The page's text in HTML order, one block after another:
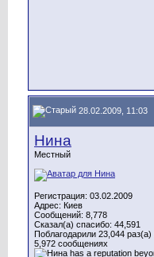
28.02.2009, 11:03
Нина
Местный
Регистрация: 03.02.2009
Адрес: Киев
Сообщений: 8,778
Сказал(а) спасибо: 44,591
Поблагодарили 23,044 раз(а)
5,972 сообщениях